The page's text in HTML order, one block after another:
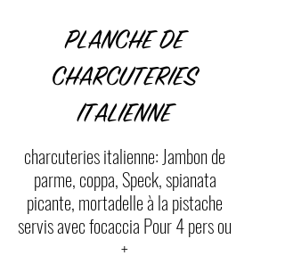
PLANCHE DE
CHARCUTERIES
ITALIENNE
charcuteries italienne: Jambon de
parme, coppa, Speck, spianata
picante, mortadelle à la pistache
servis avec focaccia Pour 4 pers ou
+